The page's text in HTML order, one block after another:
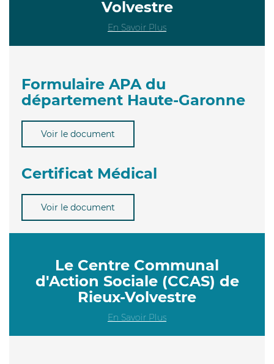
Volvestre
En Savoir Plus
Formulaire APA du
département Haute-Garonne
Voir le document
Certificat Médical
Voir le document
Le Centre Communal
d'Action Sociale (CCAS) de
Rieux-Volvestre
En Savoir Plus